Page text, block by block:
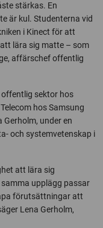
stärkas. En
är kul. Studenterna vid
i Kinect för att
lära sig matte – som
affärschef offentlig
offentlig sektor hos
hos Samsung
under en
och systemvetenskap i
att lära sig
upplägg passar
förutsättningar att
Lena Gerholm,